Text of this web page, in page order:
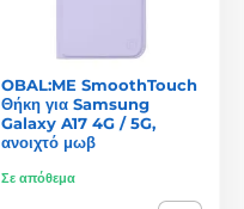
OBAL:ME SmoothTouch
Θήκη για Samsung
Galaxy A17 4G / 5G,
ανοιχτό μωβ
Σε απόθεμα